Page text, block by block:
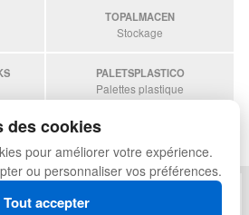
TOPALMACEN
Stockage
PALETSPLASTICO
Palettes plastique
PLAN DU SITE
des cookies
pour améliorer votre expérience.
ou personnaliser vos préférences.
Tout accepter